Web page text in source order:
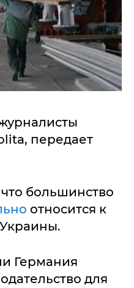
передает
большинство
относится к
Германия
для